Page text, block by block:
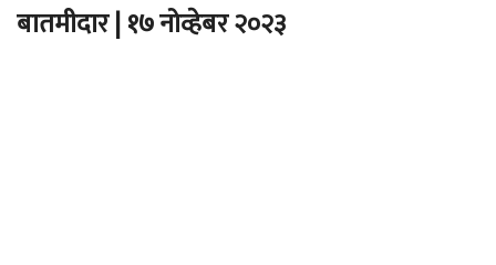
बातमीदार | १७ नोव्हेबर २०२३